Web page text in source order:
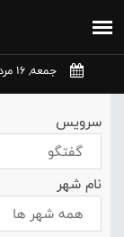
جمعه, 16 مرداد 1405
سرویس
گفتگو
نام شهر
همه شهر ها